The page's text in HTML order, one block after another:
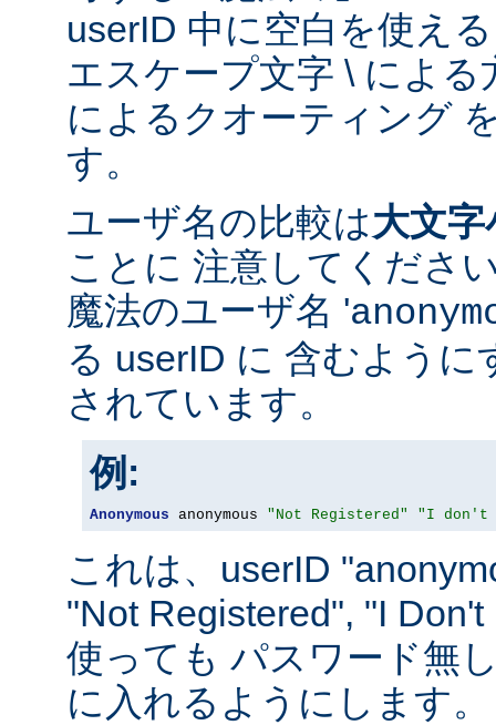
userID 中に空白を使え
エスケープ文字 \ による
によるクオーティング
す。
ユーザ名の比較は大文
ことに 注意してくださ
魔法のユーザ名 '
る userID に 含むよう
されています。
例:
Anonymous anonymous "Not Registered" "I don't
これは、userID
"Not Registered", "I
使っても パスワード無
に入れるようにします。